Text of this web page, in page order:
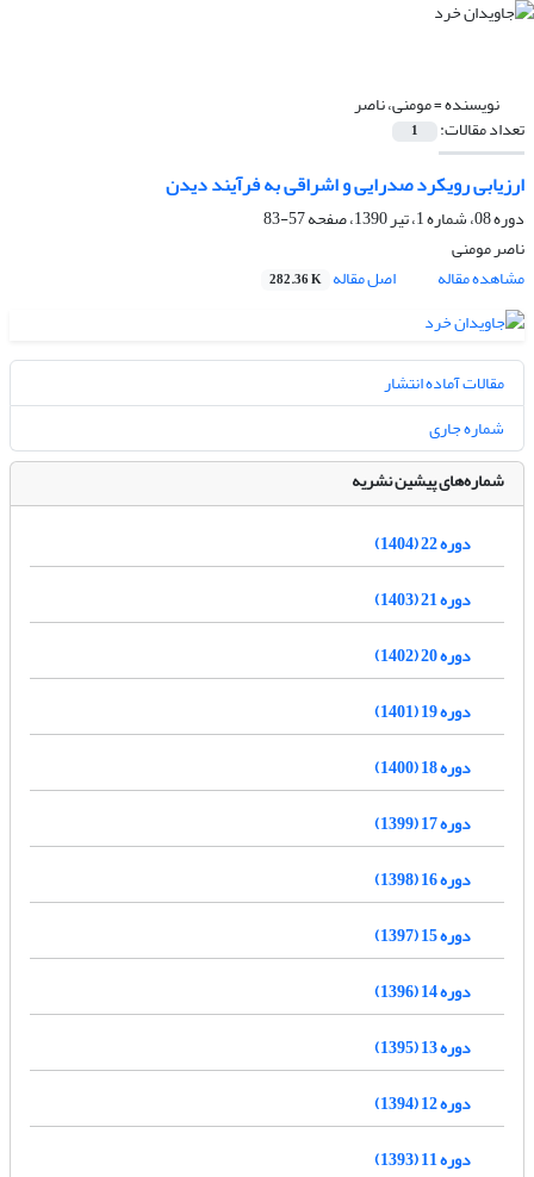
نویسنده =مومنی، ناصر
تعداد مقالات: 1
ارزیابی رویکرد صدرایی و اشراقی به فرآیند دیدن
دوره 08، شماره 1، تیر 1390، صفحه
57-83
ناصر مومنی
مشاهده مقاله
اصل مقاله 282.36 K
مقالات آماده انتشار
شماره جاری
شماره‌های پیشین نشریه
دوره 22 (1404)
دوره 21 (1403)
دوره 20 (1402)
دوره 19 (1401)
دوره 18 (1400)
دوره 17 (1399)
دوره 16 (1398)
دوره 15 (1397)
دوره 14 (1396)
دوره 13 (1395)
دوره 12 (1394)
دوره 11 (1393)